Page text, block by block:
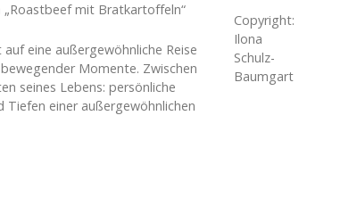
Copyright:
Ilona
Schulz-
Baumgart
„Roastbeef mit Bratkartoffeln“
eine außergewöhnliche Reise
Momente. Zwischen
seines Lebens: persönliche
Tiefen einer außergewöhnlichen